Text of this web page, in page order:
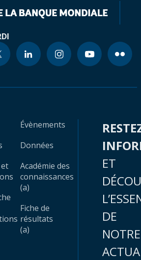
Évènements
Données
Académie des
connaissances
(a)
Fiche de
résultats
(a)
ET
DE
NOTRE